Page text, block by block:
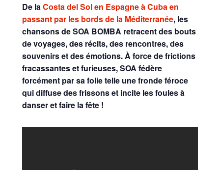
De laCosta del Sol en Espagne à Cuba en
passant par les bords de la Méditerranée, les
chansons de SOA BOMBA retracent des bouts
de voyages, des récits, des rencontres, des
souvenirs et des émotions.À force de frictions
fracassantes et furieuses, SOA fédère
forcément par sa folie telle une fronde féroce
qui diffuse des frissons et incite les foules à
danser et faire la fête !